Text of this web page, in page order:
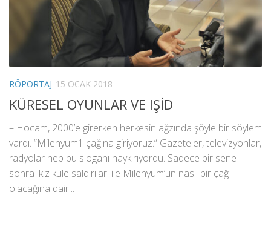
RÖPORTAJ 15 OCAK 2018
KÜRESEL OYUNLAR VE IŞİD
– Hocam, 2000’e girerken herkesin ağzında şöyle bir söylem
vardı. “Milenyum1 çağına giriyoruz.” Gazeteler, televizyonlar,
radyolar hep bu sloganı haykırıyordu. Sadece bir sene
sonra ikiz kule saldırıları ile Milenyum’un nasıl bir çağ
olacağına dair...